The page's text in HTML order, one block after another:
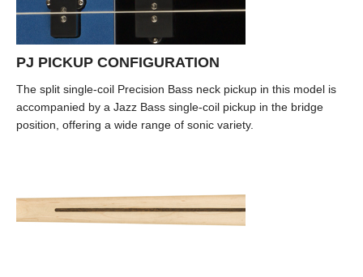
PJ PICKUP CONFIGURATION
The split single-coil Precision Bass neck pickup in this model is
accompanied by a Jazz Bass single-coil pickup in the bridge
position, offering a wide range of sonic variety.